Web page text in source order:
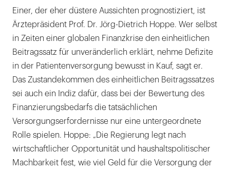
Einer, der eher düstere Aussichten prognostiziert, ist
Ärztepräsident Prof. Dr. Jörg-Dietrich Hoppe. Wer selbst
in Zeiten einer globalen Finanzkrise den einheitlichen
Beitragssatz für unveränderlich erklärt, nehme Defizite
in der Patientenversorgung bewusst in Kauf, sagt er.
Das Zustandekommen des einheitlichen Beitragssatzes
sei auch ein Indiz dafür, dass bei der Bewertung des
Finanzierungsbedarfs die tatsächlichen
Versorgungserfordernisse nur eine untergeordnete
Rolle spielen. Hoppe: „Die Regierung legt nach
wirtschaftlicher Opportunität und haushaltspolitischer
Machbarkeit fest, wie viel Geld für die Versorgung der